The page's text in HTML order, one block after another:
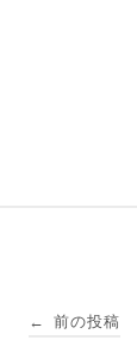
← 前の投稿